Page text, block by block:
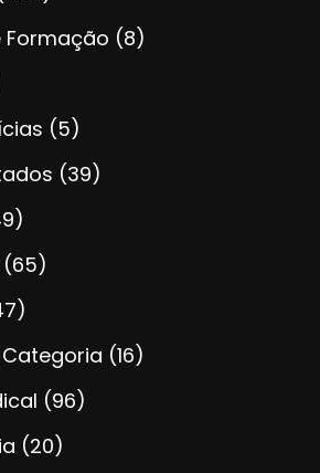
Formação (8)
(5)
(39)
(65)
(16)
(96)
(20)